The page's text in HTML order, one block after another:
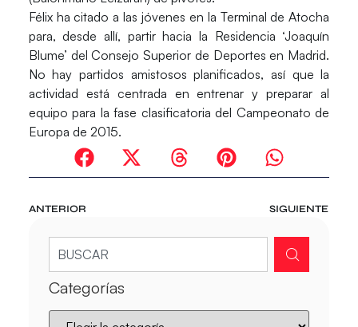
Félix ha citado a las jóvenes en la Terminal de Atocha
para, desde allí, partir hacia la Residencia ‘Joaquín
Blume’ del Consejo Superior de Deportes en Madrid.
No hay partidos amistosos planificados, así que la
actividad está centrada en entrenar y preparar al
equipo para la fase clasificatoria del Campeonato de
Europa de 2015.
ANTERIOR SIGUIENTE
Categorías